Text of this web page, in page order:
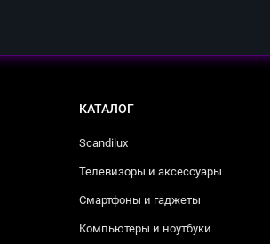
КАТАЛОГ
Scandilux
Телевизоры и аксессуары
Смартфоны и гаджеты
Компьютеры и ноутбуки